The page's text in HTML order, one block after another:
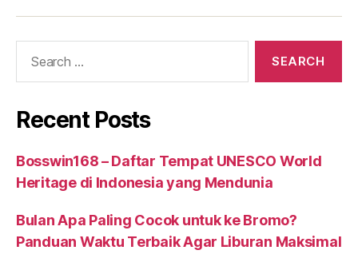
Recent Posts
Bosswin168 – Daftar Tempat UNESCO World
Heritage di Indonesia yang Mendunia
Bulan Apa Paling Cocok untuk ke Bromo?
Panduan Waktu Terbaik Agar Liburan Maksimal